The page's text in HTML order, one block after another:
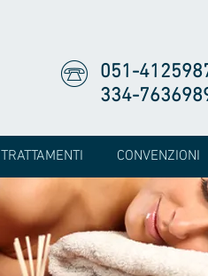
051-
334-
TRATTAMENTI CONVENZIONI